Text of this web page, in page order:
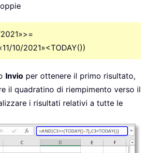
10/2021»<TODAY())
Invio per ottenere il primo risultato,
il quadratino di riempimento verso il
i risultati relativi a tutte le